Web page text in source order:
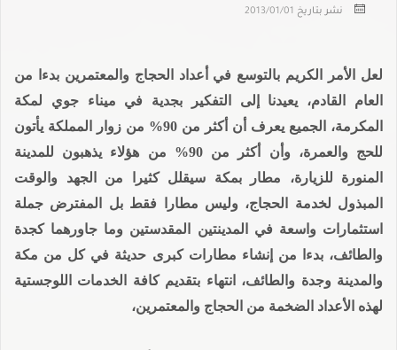
نشر بتاريخ 2013/01/01
لعل الأمر الكريم بالتوسع في أعداد الحجاج والمعتمرين بدءا من
العام القادم، يعيدنا إلى التفكير بجدية في ميناء جوي لمكة
المكرمة، الجميع يعرف أن أكثر من 90% من زوار المملكة يأتون
للحج والعمرة، وأن أكثر من 90% من هؤلاء يذهبون للمدينة
المنورة للزيارة، مطار بمكة سيقلل كثيرا من الجهد والوقت
المبذول لخدمة الحجاج، وليس مطارا فقط بل المفترض جملة
استثمارات واسعة في المدينتين المقدستين وما جاورهما كجدة
والطائف، بدءا من إنشاء مطارات كبرى حديثة في كل من مكة
والمدينة وجدة والطائف، انتهاء بتقديم كافة الخدمات اللوجستية
لهذه الأعداد الضخمة من الحجاج والمعتمرين،